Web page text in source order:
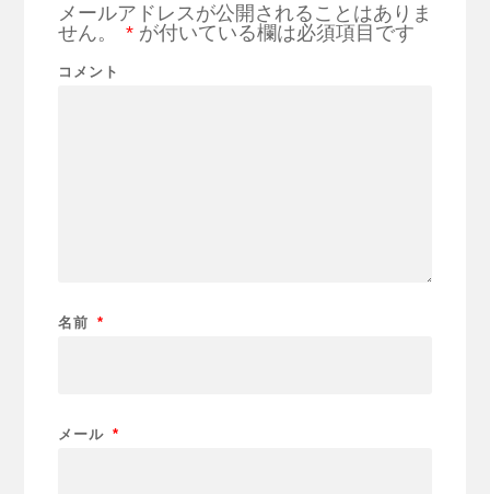
メールアドレスが公開されることはありま
せん。
*が付いている欄は必須項目です
コメント
名前 *
メール *